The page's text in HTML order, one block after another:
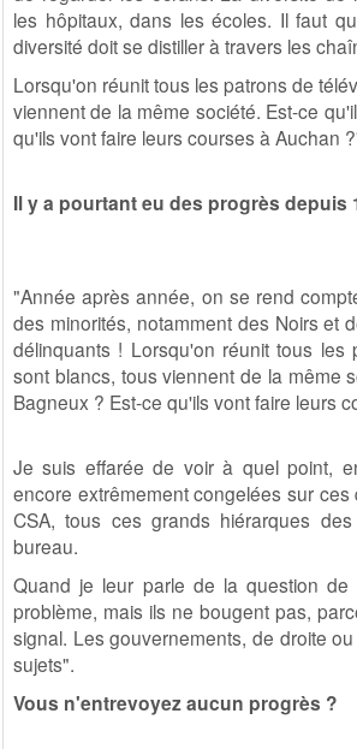
les hôpitaux, dans les écoles. Il faut
diversité doit se distiller à travers les
Lorsqu'on réunit tous les patrons de
viennent de la même société. Est-ce
qu'ils vont faire leurs courses à Auchan
Il y a pourtant eu des progrès depuis
"Année après année, on se rend
des minorités, notamment des Noirs et
délinquants ! Lorsqu'on réunit tous les
sont blancs, tous viennent de la même
Bagneux ? Est-ce qu'ils vont faire leurs
Je suis effarée de voir à quel point,
encore extrêmement congelées sur
CSA, tous ces grands hiérarques
bureau.
Quand je leur parle de la question
problème, mais ils ne bougent pas,
signal. Les gouvernements, de droite
sujets".
Vous n'entrevoyez aucun progrès ?